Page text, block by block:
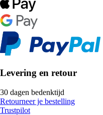
Levering en retour
30 dagen bedenktijd
Retourneer je bestelling
Trustpilot